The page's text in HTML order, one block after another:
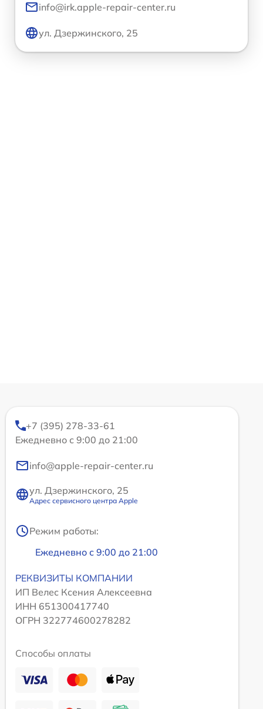
info@irk.apple-repair-center.ru
ул. Дзержинского, 25
+7 (395) 278-33-61
Ежедневно с 9:00 до 21:00
info@apple-repair-center.ru
ул. Дзержинского, 25
Адрес сервисного центра Apple
Режим работы:
Ежедневно с 9:00 до 21:00
РЕКВИЗИТЫ КОМПАНИИ
ИП Велес Ксения Алексеевна
ИНН 651300417740
ОГРН 322774600278282
Способы оплаты